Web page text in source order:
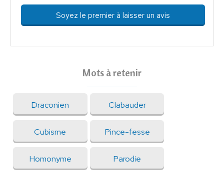
Soyez le premier à laisser un avis
Mots à retenir
Draconien Clabauder
Cubisme Pince-fesse
Homonyme Parodie